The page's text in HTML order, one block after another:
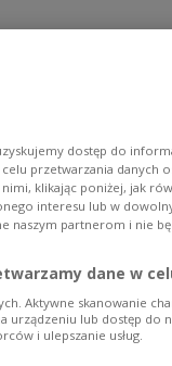
beim
dostęp do
przetwarzania danych
klikając poniżej, jak
interesu lub w
naszym partnerom i nie
dane w
Aktywne skanowanie
urządzeniu lub dostęp do
i ulepszanie usług.